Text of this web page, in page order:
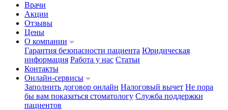
Врачи
Акции
Отзывы
Цены
О компании
Гарантия безопасности пациента Юридическая
информация Работа у нас Статьи
Контакты
Онлайн-сервисы
Заполнить договор онлайн Налоговый вычет Не пора
бы вам показаться стоматологу Служба поддержки
пациентов